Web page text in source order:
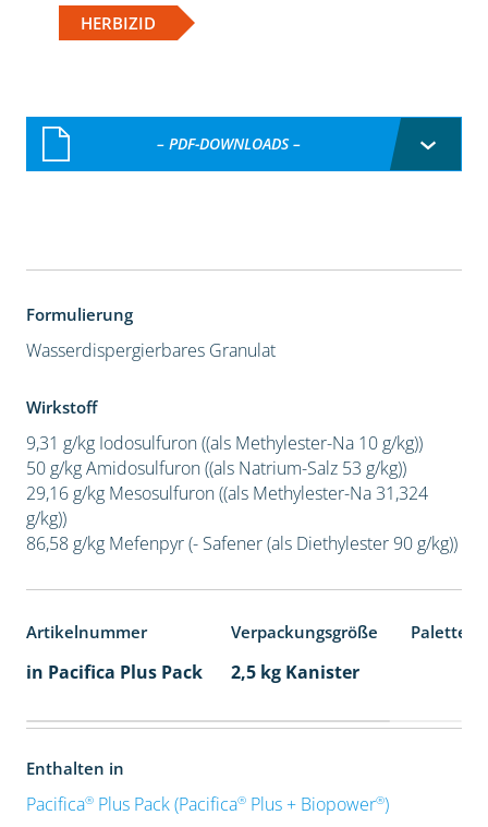
HERBIZID
– PDF-DOWNLOADS –
Formulierung
Wasserdispergierbares Granulat
Wirkstoff
9,31 g/kg Iodosulfuron ((als Methylester-Na 10 g/kg))
50 g/kg Amidosulfuron ((als Natrium-Salz 53 g/kg))
29,16 g/kg Mesosulfuron ((als Methylester-Na 31,324
g/kg))
86,58 g/kg Mefenpyr (- Safener (als Diethylester 90 g/kg))
Artikelnummer Verpackungsgröße
in Pacifica Plus Pack 2,5 kg Kanister
Enthalten in
Pacifica®Plus Pack (Pacifica®Plus + Biopower®)